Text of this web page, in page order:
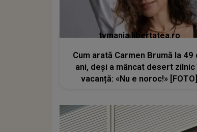
tvmania.libertatea.ro
Cum arată Carmen Brumă la 49
ani, deși a mâncat desert zilnic
vacanță: «Nu e noroc!» [FOTO]